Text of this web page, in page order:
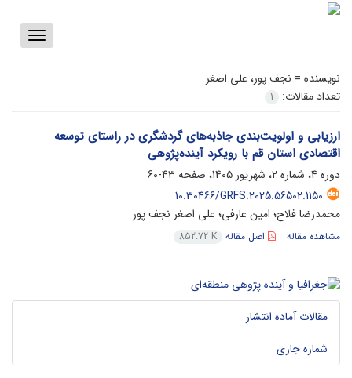
Toggle
نویسنده = نجف پور، علی اصغر
تعداد مقالات:
1
ارزیابی و اولویت‌بندی جاذبه‌های گردشگری در راستای توسعه
اقتصادی استان قم با رویکرد آینده‌پژوهی
دوره 4، شماره 2، شهریور 1405، صفحه
43-60
10.30466/GRFS.2025.56502.1150
محمدرضا فلاح؛ امین عارفی؛ علی اصغر نجف پور
مشاهده مقاله اصل مقاله 852.72 K
مقالات آماده انتشار
شماره جاری